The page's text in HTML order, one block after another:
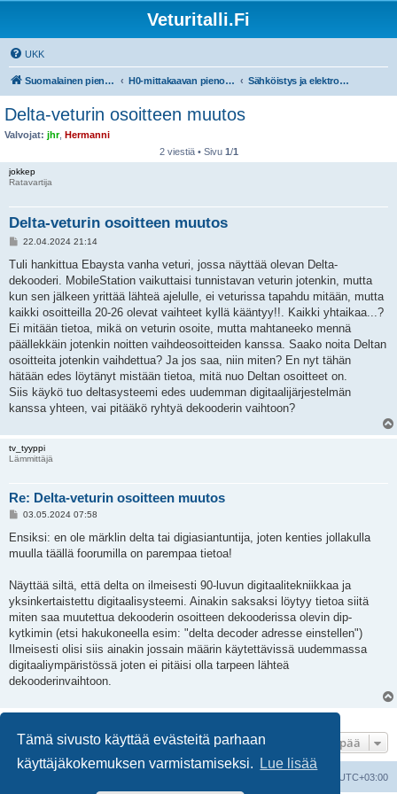
Tämä sivusto käyttää evästeitä parhaan
käyttäjäkokemuksen varmistamiseksi.
Lue lisää
Veturitalli.Fi
UKK
Suomalainen pienoisrautatiefoorumi H0-mittakaavan pienoisrautatiet Sähköistys ja elektroniikka
Delta-veturin osoitteen muutos
Valvojat: jhr, Hermanni
2 viestiä • Sivu 1/1
jokkep
Ratavartija
Delta-veturin osoitteen muutos
V
e
t
i
22.04.2024 21:14
Tuli hankittua Ebaysta vanha veturi, jossa näyttää olevan Delta-
dekooderi. MobileStation vaikuttaisi tunnistavan veturin jotenkin, mutta
kun sen jälkeen yrittää lähteä ajelulle, ei veturissa tapahdu mitään, mutta
kaikki osoitteilla 20-26 olevat vaihteet kyllä kääntyy!!. Kaikki yhtaikaa...?
Ei mitään tietoa, mikä on veturin osoite, mutta mahtaneeko mennä
päällekkäin jotenkin noitten vaihdeosoitteiden kanssa. Saako noita Deltan
osoitteita jotenkin vaihdettua? Ja jos saa, niin miten? En nyt tähän
hätään edes löytänyt mistään tietoa, mitä nuo Deltan osoitteet on.
Siis käykö tuo deltasysteemi edes uudemman digitaalijärjestelmän
kanssa yhteen, vai pitääkö ryhtyä dekooderin vaihtoon?
tv_tyyppi
Lämmittäjä
Re: Delta-veturin osoitteen muutos
V
e
t
03.05.2024 07:58
Ensiksi: en ole märklin delta tai digiasiantuntija, joten kenties jollakulla
muulla täällä foorumilla on parempaa tietoa!
Näyttää siltä, että delta on ilmeisesti 90-luvun digitaalitekniikkaa ja
yksinkertaistettu digitaalisysteemi. Ainakin saksaksi löytyy tietoa siitä
miten saa muutettua dekooderin osoitteen dekooderissa olevin dip-
kytkimin (etsi hakukoneella esim: "delta decoder adresse einstellen")
Ilmeisesti olisi siis ainakin jossain määrin käytettävissä uudemmassa
digitaaliympäristössä joten ei pitäisi olla tarpeen lähteä
dekooderinvaihtoon.
Hyppää
UTC+03:00